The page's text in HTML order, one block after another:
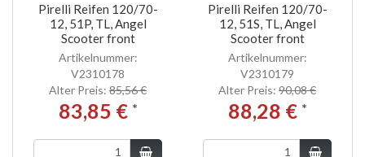
Pirelli Reifen 120/70-
12, 51P, TL, Angel
Scooter front
Artikelnummer:
V2310178
Alter Preis: 85,56 €
83,85 € *
Pirelli Reifen 120/70-
12, 51S, TL, Angel
Scooter front
Artikelnummer:
V2310179
Alter Preis: 90,08 €
88,28 € *